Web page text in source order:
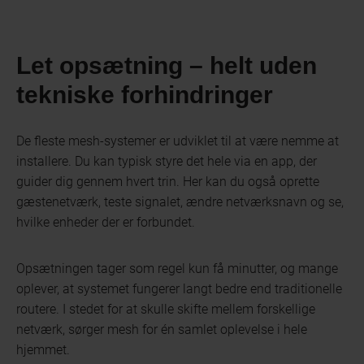
Let opsætning – helt uden
tekniske forhindringer
De fleste mesh-systemer er udviklet til at være nemme at
installere. Du kan typisk styre det hele via en app, der
guider dig gennem hvert trin. Her kan du også oprette
gæstenetværk, teste signalet, ændre netværksnavn og se,
hvilke enheder der er forbundet.
Opsætningen tager som regel kun få minutter, og mange
oplever, at systemet fungerer langt bedre end traditionelle
routere. I stedet for at skulle skifte mellem forskellige
netværk, sørger mesh for én samlet oplevelse i hele
hjemmet.